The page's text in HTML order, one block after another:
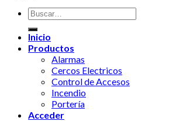
Buscar
por:
Inicio
Productos
Alarmas
Cercos Electricos
Control de Accesos
Incendio
Portería
Acceder